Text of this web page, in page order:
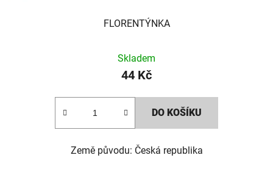
FLORENTÝNKA
Skladem
44 Kč
DO KOŠÍKU
Země původu: Česká republika